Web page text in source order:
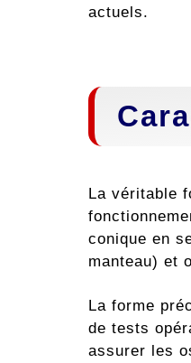
actuels.
La véritable
conique en
manteau) et
La forme
de tests
assurer les